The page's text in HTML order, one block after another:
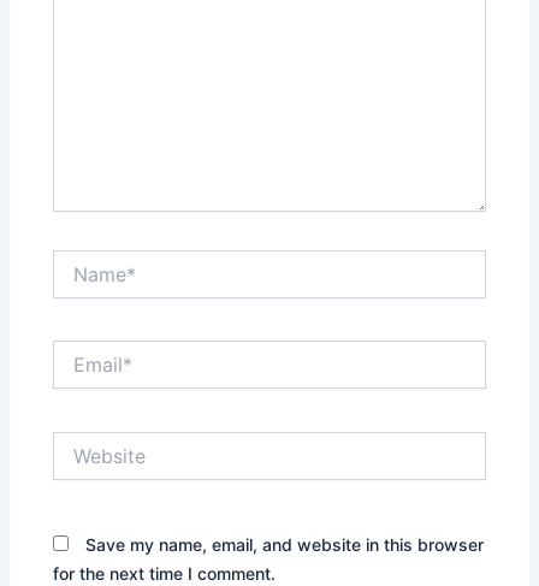
Save my name, email, and website in this browser
for the next time I comment.